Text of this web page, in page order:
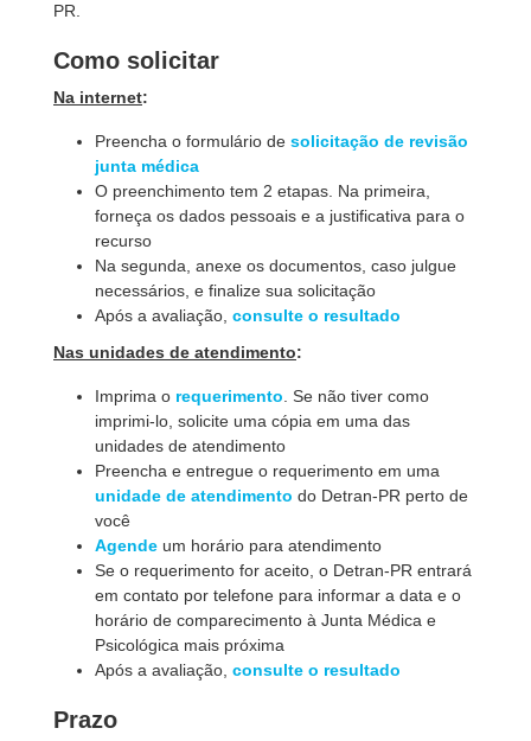
PR.
Como solicitar
Na internet:
Preencha o formulário de solicitação de revisão
junta médica
O preenchimento tem 2 etapas. Na primeira,
forneça os dados pessoais e a justificativa para o
recurso
Na segunda, anexe os documentos, caso julgue
necessários, e finalize sua solicitação
Após a avaliação, consulte o resultado
Nas unidades de atendimento:
Imprima o requerimento . Se não tiver como
imprimi-lo, solicite uma cópia em uma das
unidades de atendimento
Preencha e entregue o requerimento em uma
unidade de atendimento do Detran-PR perto de
você
Agende um horário para atendimento
Se o requerimento for aceito, o Detran-PR entrará
em contato por telefone para informar a data e o
horário de comparecimento à Junta Médica e
Psicológica mais próxima
Após a avaliação, consulte o resultado
Prazo